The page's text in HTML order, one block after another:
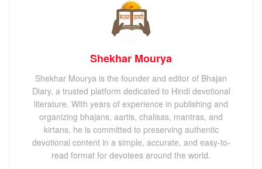
Shekhar Mourya
Shekhar Mourya is the founder and editor of Bhajan
Diary, a trusted platform dedicated to Hindi devotional
literature. With years of experience in publishing and
organizing bhajans, aartis, chalisas, mantras, and
kirtans, he is committed to preserving authentic
devotional content in a simple, accurate, and easy-to-
read format for devotees around the world.